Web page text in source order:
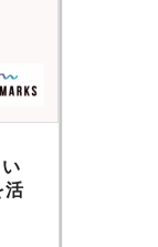
活